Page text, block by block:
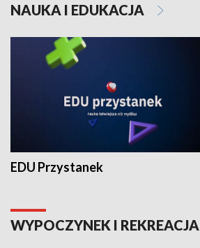
NAUKA I EDUKACJA
EDU Przystanek
WYPOCZYNEK I REKREACJA